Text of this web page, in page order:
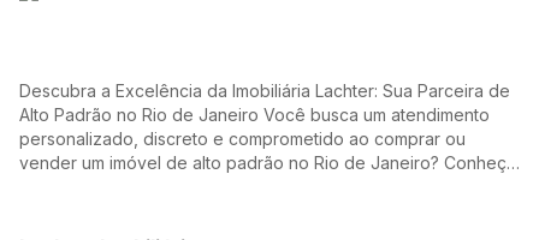
Descubra a Excelência da Imobiliária Lachter: Sua Parceira de
Alto Padrão no Rio de Janeiro Você busca um atendimento
personalizado, discreto e comprometido ao comprar ou
vender um imóvel de alto padrão no Rio de Janeiro? Conheça
necessidades e desejos.